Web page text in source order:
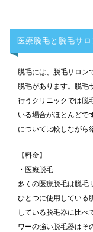
医療脱毛と脱毛サ
脱毛には、脱毛サロン
脱毛があります。脱毛
行うクリニックでは脱
いる場合がほとんどで
について比較しながら
【料金】
・医療脱毛
多くの医療脱毛は脱毛
ひとつに使用している
している脱毛器に比べ
ワーの強い脱毛器はそ